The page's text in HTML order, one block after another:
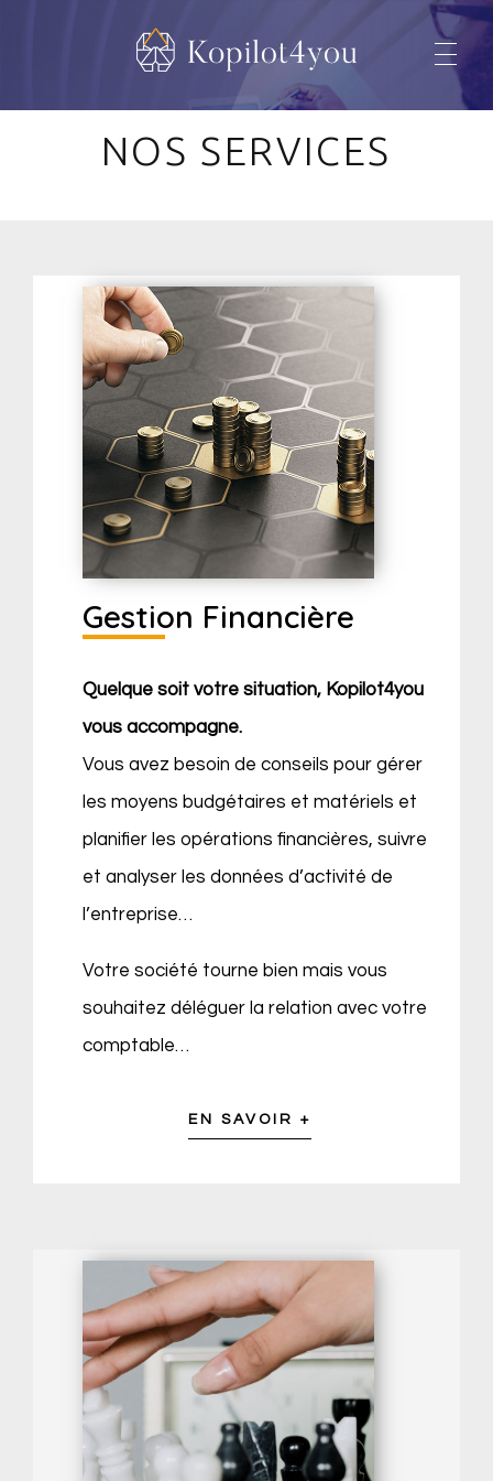
NOS SERVICES
Gestion Financière
Quelque soit votre situation, Kopilot4you
vous accompagne.
Vous avez besoin de conseils pour gérer
les moyens budgétaires et matériels et
planifier les opérations financières, suivre
et analyser les données d’activité de
l’entreprise…
Votre société tourne bien mais vous
souhaitez déléguer la relation avec votre
comptable…
EN SAVOIR +